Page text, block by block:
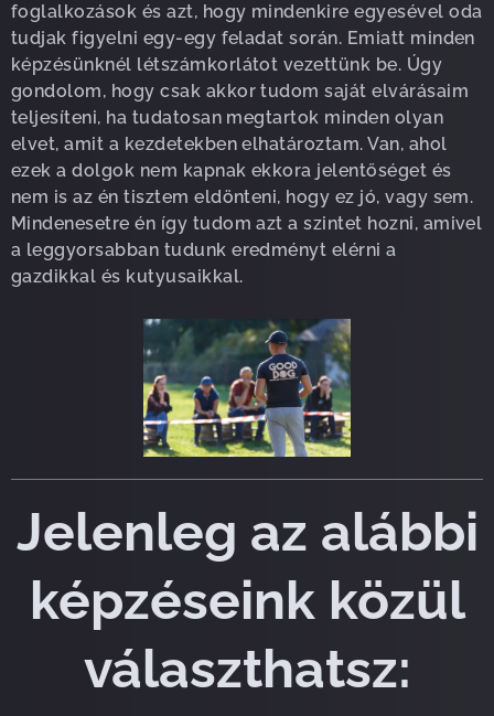
foglalkozások és azt, hogy mindenkire egyesével oda
tudjak figyelni egy-egy feladat során. Emiatt minden
képzésünknél létszámkorlátot vezettünk be. Úgy
gondolom, hogy csak akkor tudom saját elvárásaim
teljesíteni, ha tudatosan megtartok minden olyan
elvet, amit a kezdetekben elhatároztam. Van, ahol
ezek a dolgok nem kapnak ekkora jelentőséget és
nem is az én tisztem eldönteni, hogy ez jó, vagy sem.
Mindenesetre én így tudom azt a szintet hozni, amivel
a leggyorsabban tudunk eredményt elérni a
gazdikkal és kutyusaikkal.
Jelenleg az alábbi
képzéseink közül
választhatsz: